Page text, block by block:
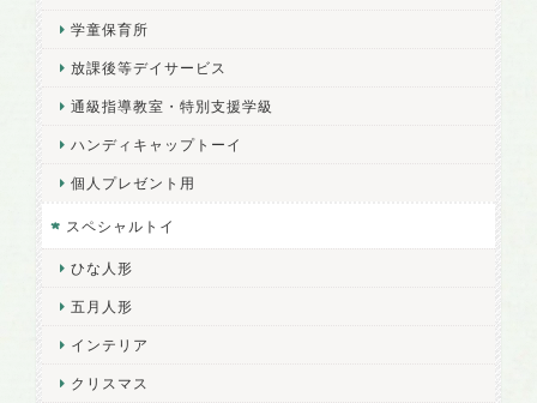
学童保育所
放課後等デイサービス
通級指導教室・特別支援学級
ハンディキャップトーイ
個人プレゼント用
スペシャルトイ
ひな人形
五月人形
インテリア
クリスマス